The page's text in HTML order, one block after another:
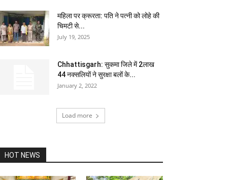
महिला पर क्रूरता: पति ने पत्नी को लोहे की
चिमटी से...
July 19, 2025
Chhattisgarh: सुकमा जिले में 2लाख
44 नक्सलियों ने सुरक्षा बलों के...
January 2, 2022
Load more
HOT NEWS